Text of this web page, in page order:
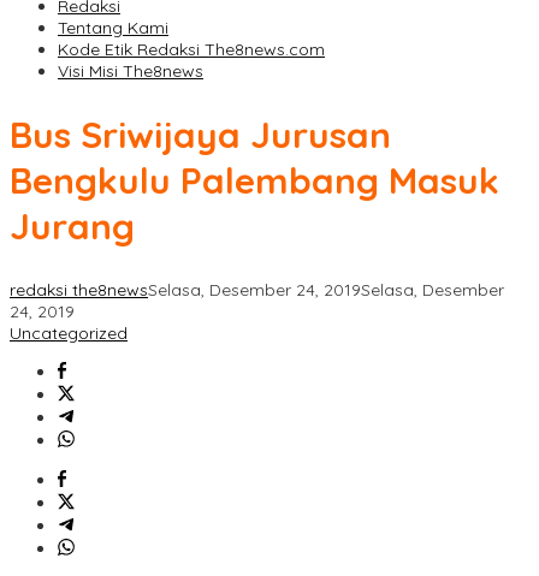
Redaksi
Tentang Kami
Kode Etik Redaksi The8news.com
Visi Misi The8news
Bus Sriwijaya Jurusan
Bengkulu Palembang Masuk
Jurang
redaksi the8newsSelasa, Desember 24, 2019Selasa, Desember
24, 2019
Uncategorized